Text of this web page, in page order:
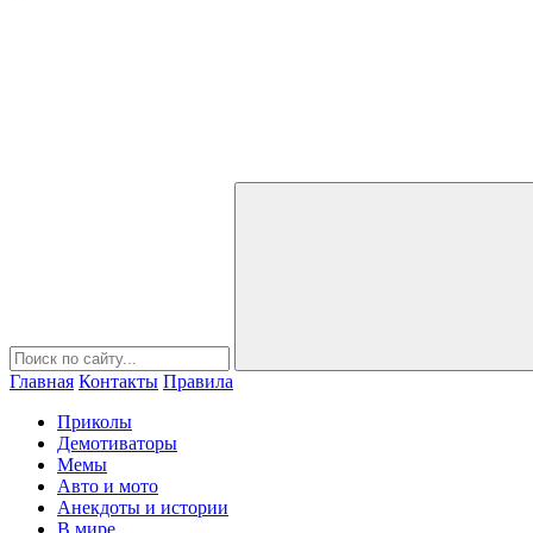
Главная Контакты Правила
Приколы
Демотиваторы
Мемы
Авто и мото
Анекдоты и истории
В мире